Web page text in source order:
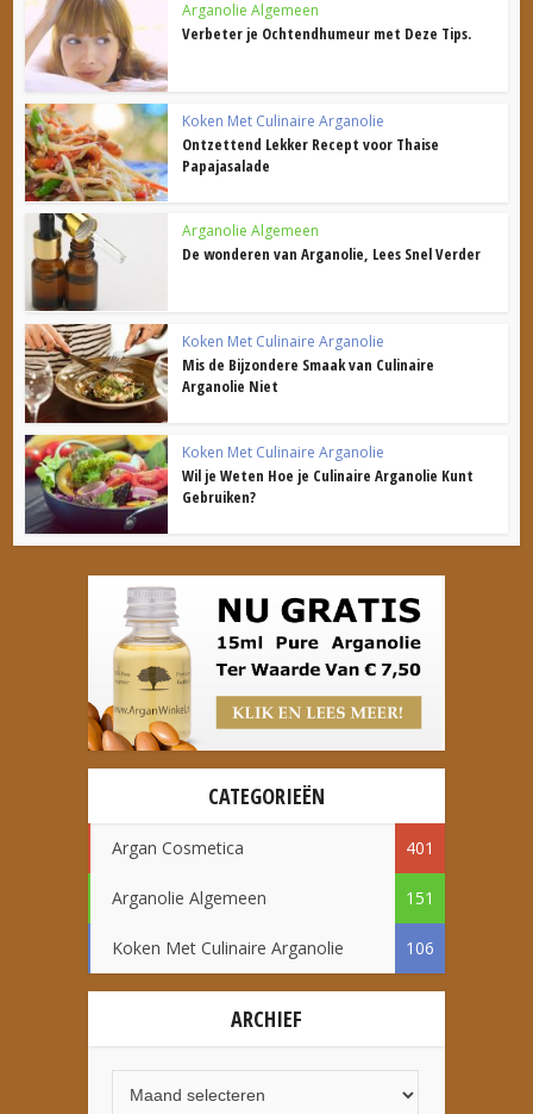
Arganolie Algemeen
Verbeter je Ochtendhumeur met Deze Tips.
Koken Met Culinaire Arganolie
Ontzettend Lekker Recept voor Thaise
Papajasalade
Arganolie Algemeen
De wonderen van Arganolie, Lees Snel Verder
Koken Met Culinaire Arganolie
Mis de Bijzondere Smaak van Culinaire
Arganolie Niet
Koken Met Culinaire Arganolie
Wil je Weten Hoe je Culinaire Arganolie Kunt
Gebruiken?
CATEGORIEËN
Argan Cosmetica 401
Arganolie Algemeen 151
Koken Met Culinaire Arganolie 106
ARCHIEF